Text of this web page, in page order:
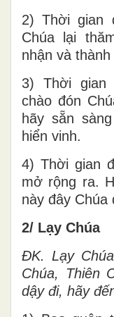
2) Thời gian
Chúa lại
nhận và
3) Thời gian
chào đón
hãy sẵn
hiển vinh.
4) Thời gian
mở rộng ra.
này đây Chúa
2/ Lạy Chúa
ĐK. Lạy
Chúa, Thiên
dậy đi, hãy